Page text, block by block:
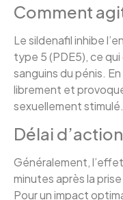
Comment
Le sildenafil inhibe
type 5 (PDE5), ce
sanguins du pénis.
librement et
sexuellement stimulé.
Délai
Généralement,
minutes après la
Pour un impact